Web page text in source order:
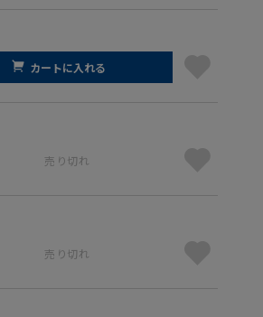
カートに入れる
売り切れ
売り切れ